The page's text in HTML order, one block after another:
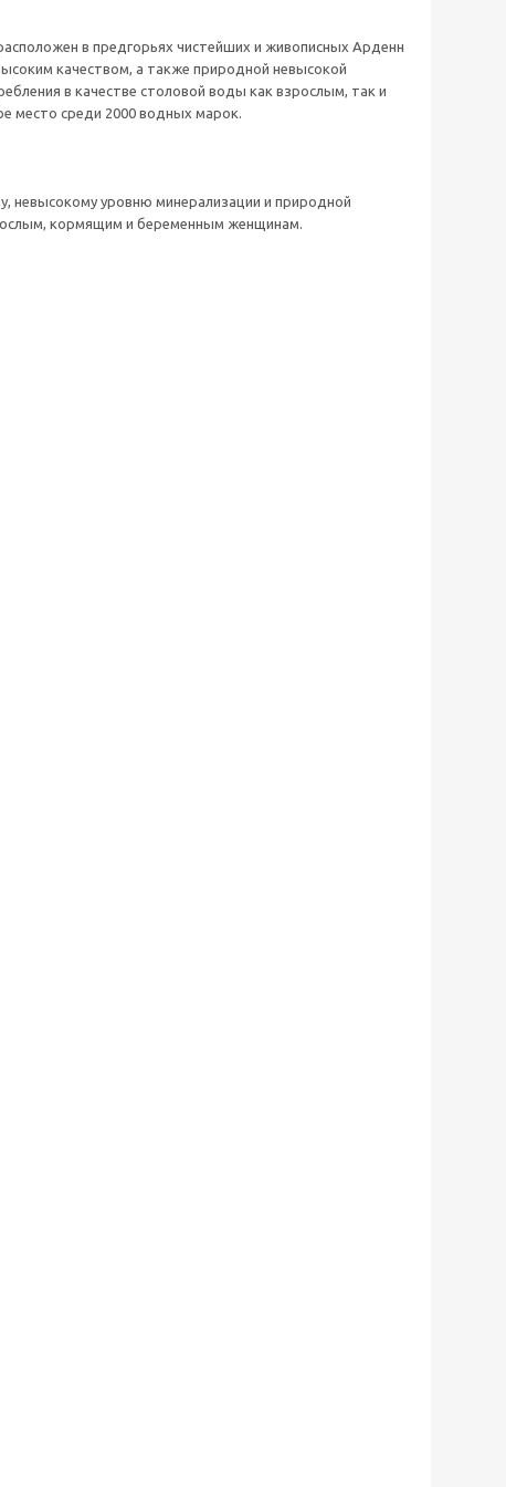
в предгорьях чистейших и живописных Арденн
качеством, а также природной невысокой
в качестве столовой воды как взрослым, так и
место среди 2000 водных марок.
невысокому уровню минерализации и природной
кормящим и беременным женщинам.